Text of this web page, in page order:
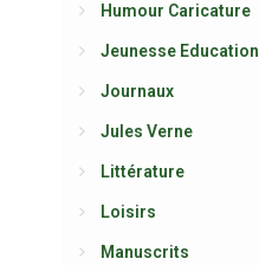
Humour Caricature
Jeunesse Education
Journaux
Jules Verne
Littérature
Loisirs
Manuscrits